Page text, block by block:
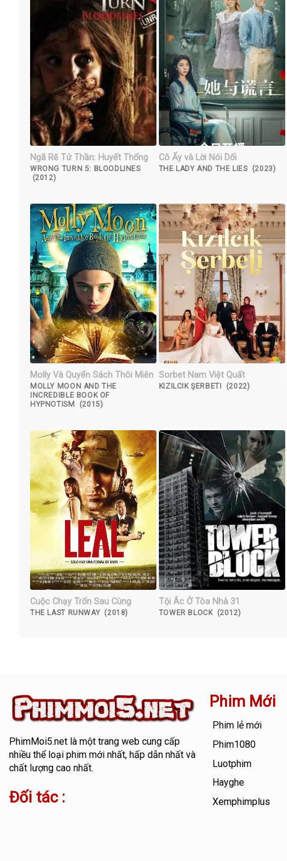
Ngã Rẽ Tử Thần: Huyết Thống
WRONG TURN 5: BLOODLINES
(2012)
Cô Ấy và Lời Nói Dối
THE LADY AND THE LIES (2023)
Molly Và Quyển Sách Thôi Miên
MOLLY MOON AND THE
INCREDIBLE BOOK OF
HYPNOTISM (2015)
Sorbet Nam Việt Quất
KIZILCIK ŞERBETI (2022)
Cuộc Chạy Trốn Sau Cùng
THE LAST RUNWAY (2018)
Tội Ác Ở Tòa Nhà 31
TOWER BLOCK (2012)
PhimMoi5.netlà một trang web cung cấp
nhiều thể loại phim mới nhất, hấp dẫn nhất và
chất lượng cao nhất.
Đối tác :
Phim Mới
Phim lẻ mới
Phim1080
Luotphim
Hayghe
Xemphimplus